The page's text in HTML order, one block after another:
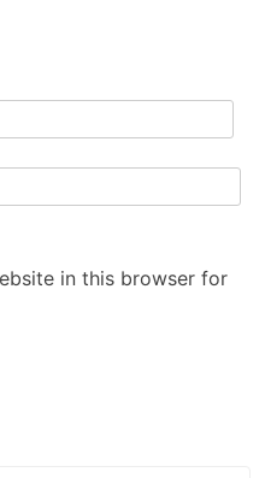
in this browser for